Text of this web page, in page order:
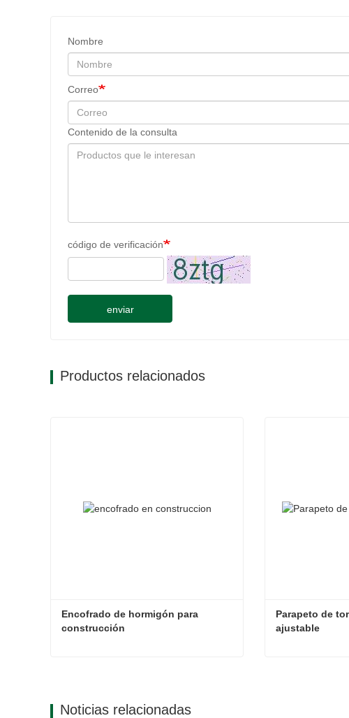
Nombre
Correo
Contenido de la consulta
código de verificación
enviar
Productos relacionados
Encofrado de hormigón para
construcción
Parapeto de
ajustable
Noticias relacionadas